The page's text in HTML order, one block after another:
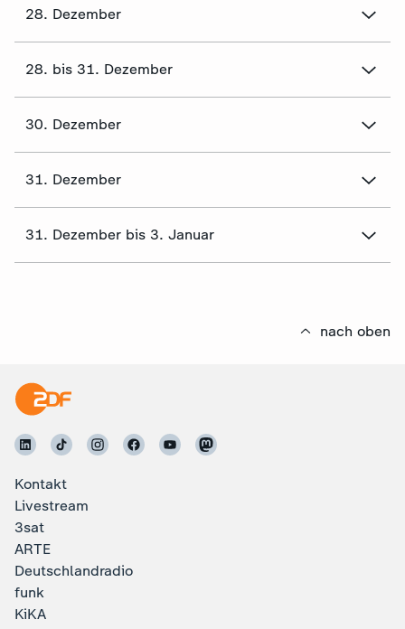
28. Dezember
28. bis 31. Dezember
30. Dezember
31. Dezember
31. Dezember bis 3. Januar
nach oben
Kontakt
Livestream
3sat
ARTE
Deutschlandradio
funk
KiKA